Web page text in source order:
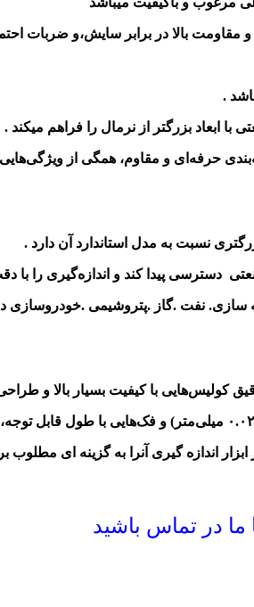
مقاومت بالا در برابر سایش،و ضربات
و مقاوم، همگی از ویژگی‌هایی
نسبت به مدل استاندارد آن دارد .
دسترسی پیدا کند و اندازه‌گیری را با
نفت .گاز .پتروشیمی .خودروسازی
کولیس‌هایی با کیفیت بسیار بالا و
اندازه گیری آنرا به گزینه ای مطلوب
در تماس باشید